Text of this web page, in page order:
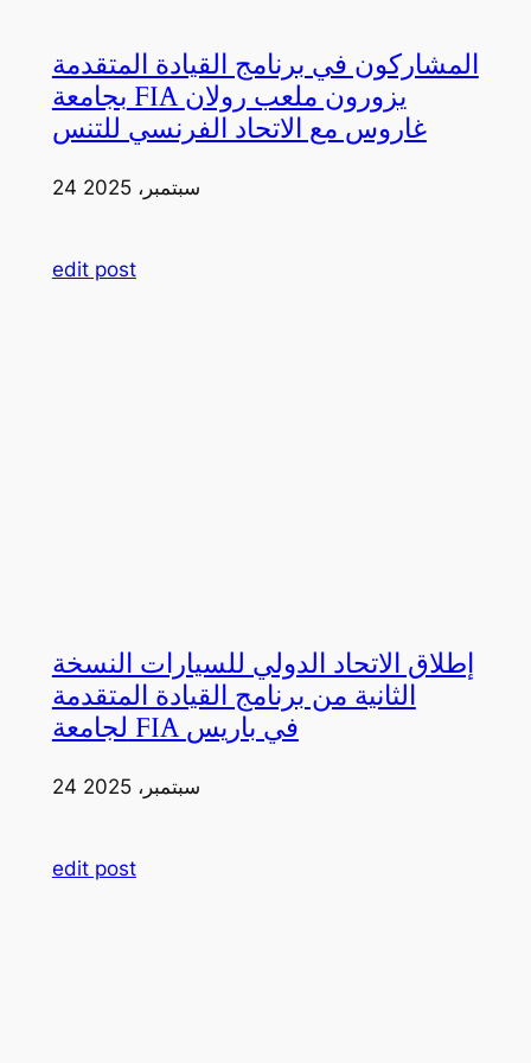
المشاركون في برنامج القيادة المتقدمة
بجامعة FIA يزورون ملعب رولان
غاروس مع الاتحاد الفرنسي للتنس
24 سبتمبر، 2025
edit post
إطلاق الاتحاد الدولي للسيارات النسخة
الثانية من برنامج القيادة المتقدمة
لجامعة FIA في باريس
24 سبتمبر، 2025
edit post